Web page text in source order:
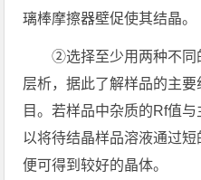
璃棒摩擦器壁促使其结晶。
②选择至少用两种不同
层析，据此了解样品的主
目。若样品中杂质的Rf值
以将待结晶样品溶液通过
便可得到较好的晶体。